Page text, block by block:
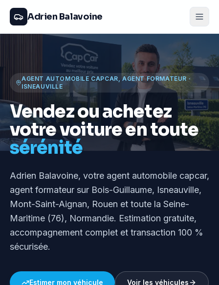
Adrien Balavoine
AGENT AUTOMOBILE CAPCAR, AGENT FORMATEUR ·
ISNEAUVILLE
Vendez ou achetez
votre voiture en toute
sérénité
Adrien Balavoine, votre agent automobile capcar,
agent formateur sur Bois-Guillaume, Isneauville,
Mont-Saint-Aignan, Rouen et toute la Seine-
Maritime (76), Normandie. Estimation gratuite,
accompagnement complet et transaction 100 %
sécurisée.
Estimer mon véhicule Voir les véhicules